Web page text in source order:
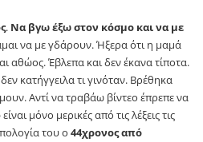
. Να βγω έξω στον κόσμο και να με
να με γδάρουν. Ήξερα ότι η μαμά
αθώος. Έβλεπα και δεν έκανα τίποτα.
κατήγγειλα τι γινόταν. Βρέθηκα
Αντί να τραβάω βίντεο έπρεπε να
μόνο μερικές από τις λέξεις τις
του ο 44χρονος από